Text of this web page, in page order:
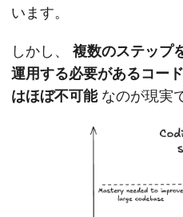
います。
しかし、 複数のステップ
運用する必要があるコー
はほぼ不可能なのが現実